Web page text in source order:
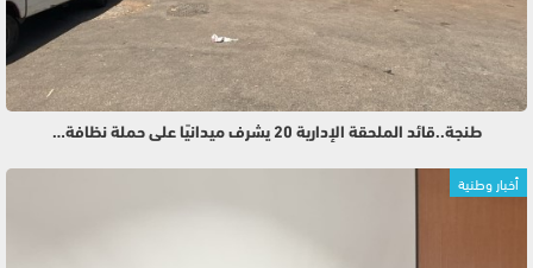
طنجة..قائد الملحقة الإدارية 20 يشرف ميدانيًا على حملة نظافة…
أخبار وطنية